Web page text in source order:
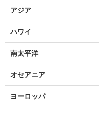
アジア
ハワイ
南太平洋
オセアニア
ヨーロッパ